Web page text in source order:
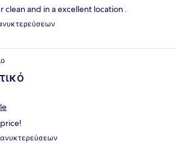
clean and in a excellent location .